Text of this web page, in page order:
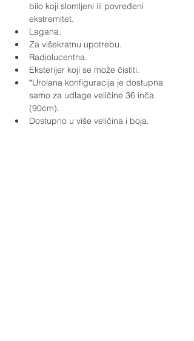
bilo koji slomljeni ili povređeni
ekstremitet.
Lagana.
Za višekratnu upotrebu.
Radiolucentna.
Eksterijer koji se može čistiti.
*Urolana konfiguracija je dostupna
samo za udlage veličine 36 inča
(90cm).
Dostupno u više veličina i boja.